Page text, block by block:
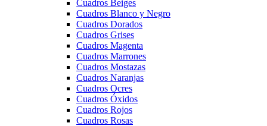
Cuadros Beiges
Cuadros Blanco y Negro
Cuadros Dorados
Cuadros Grises
Cuadros Magenta
Cuadros Marrones
Cuadros Mostazas
Cuadros Naranjas
Cuadros Ocres
Cuadros Óxidos
Cuadros Rojos
Cuadros Rosas